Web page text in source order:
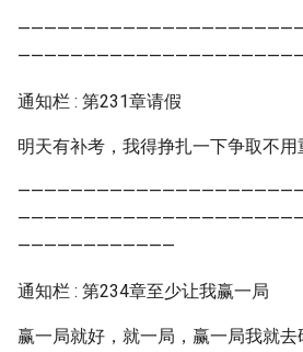
通知栏 : 第231章请假
明天有补考，我得挣扎一下争取不
————————————
通知栏 : 第234章至少让我赢一局
赢一局就好，就一局，赢一局我就